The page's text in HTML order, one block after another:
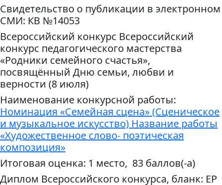
Свидетельство о публикации в электронном
СМИ: КВ №14053
Всероссийский конкурс Всероссийский
конкурс педагогического мастерства
«Родники семейного счастья»,
посвящённый Дню семьи, любви и
верности (8 июля)
Наименование конкурсной работы:
Номинация «Семейная сцена» (Сценическое
и музыкальное искусство) Название работы
«Художественное слово- поэтическая
композиция»
Итоговая оценка: 1 место, 83 баллов(-а)
Диплом Всероссийского конкурса, бланк: ЕР